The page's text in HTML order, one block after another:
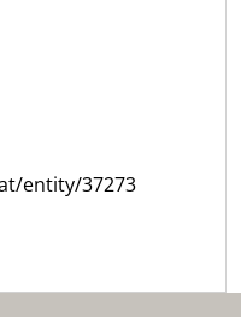
entity/37273